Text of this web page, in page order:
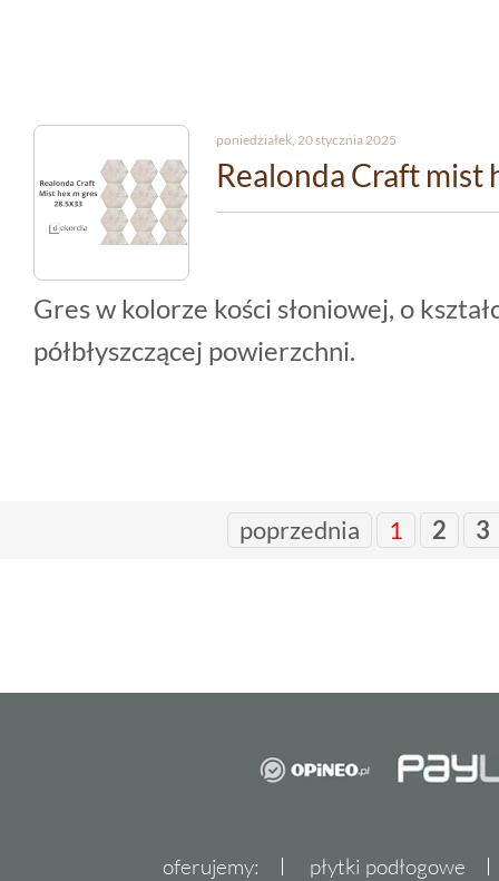
poniedziałek, 20 stycznia 2025
Realonda Craft mist
Gres w kolorze kości słoniowej, o
półbłyszczącej powierzchni.
poprzednia 1 2 3
oferujemy: płytki podłogowe